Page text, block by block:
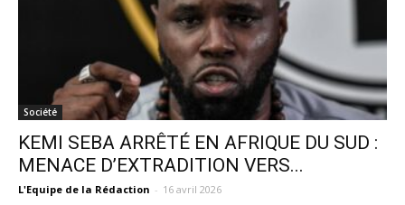
Société
KEMI SEBA ARRÊTÉ EN AFRIQUE DU SUD :
MENACE D’EXTRADITION VERS...
L'Equipe de la Rédaction - 16 avril 2026